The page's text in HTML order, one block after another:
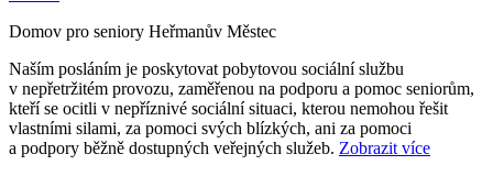
Domov pro seniory Heřmanův Městec
Naším posláním je poskytovat pobytovou sociální službu
v nepřetržitém provozu, zaměřenou na podporu a pomoc seniorům,
kteří se ocitli v nepříznivé sociální situaci, kterou nemohou řešit
vlastními silami, za pomoci svých blízkých, ani za pomoci
a podpory běžně dostupných veřejných služeb. Zobrazit více